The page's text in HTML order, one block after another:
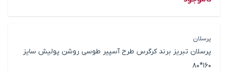
پرسلان
پرسلان تبریز برند کرگرس طرح آسپیر طوسی روشن پولیش سایز
160*80